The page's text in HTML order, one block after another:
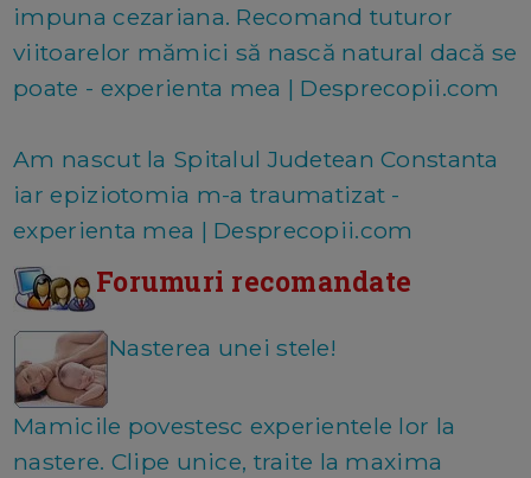
impuna cezariana. Recomand tuturor
viitoarelor mămici să nască natural dacă se
poate - experienta mea | Desprecopii.com
Am nascut la Spitalul Judetean Constanta
iar epiziotomia m-a traumatizat -
experienta mea | Desprecopii.com
Forumuri recomandate
Nasterea unei stele!
Mamicile povestesc experientele lor la
nastere. Clipe unice, traite la maxima